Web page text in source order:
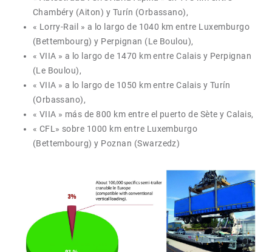
Chambéry (Aiton) y Turín (Orbassano),
« Lorry-Rail » a lo largo de 1040 km entre Luxemburgo
(Bettembourg) y Perpignan (Le Boulou),
« VIIA » a lo largo de 1470 km entre Calais y Perpignan
(Le Boulou),
« VIIA » a lo largo de 1050 km entre Calais y Turín
(Orbassano),
« VIIA » más de 800 km entre el puerto de Sète y Calais,
« CFL» sobre 1000 km entre Luxemburgo
(Bettembourg) y Poznan (Swarzedz)